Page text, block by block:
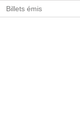
Billets émis